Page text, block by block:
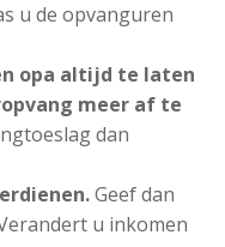
u de opvanguren
opa altijd te laten
meer af te
dan
Geef dan
u inkomen